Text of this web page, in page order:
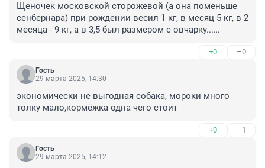
Щеночек московской сторожевой (а она поменьше
сенбернара) при рождении весил 1 кг, в месяц 5 кг, в 2
месяца - 9 кг, а в 3,5 был размером с овчарку...
+0 –0
Гость
29 марта 2025, 14:30
экономически не выгодная собака, мороки много
толку мало,кормёжка одна чего стоит
+0 –1
Гость
29 марта 2025, 14:12